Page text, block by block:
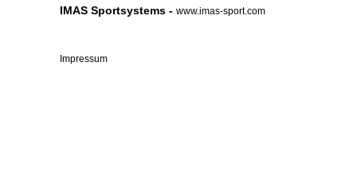
IMAS Sportsystems - www.imas-sport.com
Impressum